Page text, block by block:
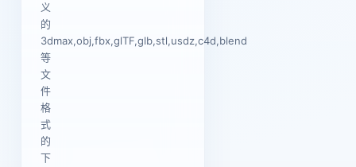
义
的
3dmax,obj,fbx,glTF,glb,stl,usdz,c4d,blend
等
文
件
格
式
的
下